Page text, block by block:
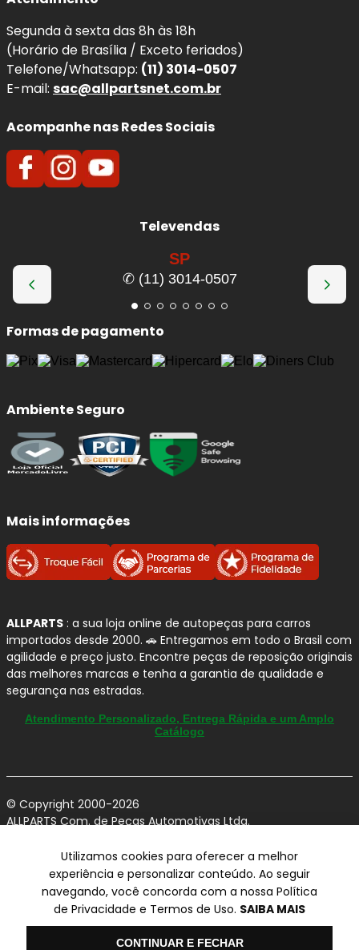
Segunda à sexta das 8h às 18h
(Horário de Brasília / Exceto feriados)
Telefone/Whatsapp: (11) 3014-0507
E-mail: sac@allpartsnet.com.br
Acompanhe nas Redes Sociais
Televendas
SP
✆ (11) 3014-0507
Formas de pagamento
Ambiente Seguro
Mais informações
ALLPARTS : a sua loja online de autopeças para carros
importados desde 2000. 🚗 Entregamos em todo o Brasil com
agilidade e preço justo. Encontre peças de reposição originais
das melhores marcas e tenha a garantia de qualidade e
segurança nas estradas.
Atendimento Personalizado, Entrega Rápida e um Amplo
Catálogo
© Copyright 2000-2026
ALLPARTS Com. de Peças Automotivas Ltda.
Claudina - Vinhedo/SP - CEP 13284-480.
Preços, condições de pagamento e frete exclusivos para compras via
internet utilizando CPF, podendo variar na Loja Física e Televendas.
Preços e descontos podem variar no checkout.
Vendas sujeitas a análise e confirmação de dados.
Utilizamos cookies para oferecer a melhor
experiência e personalizar conteúdo. Ao seguir
navegando, você concorda com a nossa Política
de Privacidade e Termos de Uso. SAIBA MAIS
CONTINUAR E FECHAR